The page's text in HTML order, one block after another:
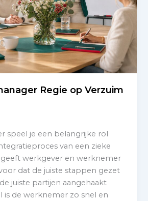
Regie op Verzuim
speel je een belangrijke rol
van een zieke
werkgever en werknemer
dat de juiste stappen gezet
juiste partijen aangehaakt
is de werknemer zo snel en